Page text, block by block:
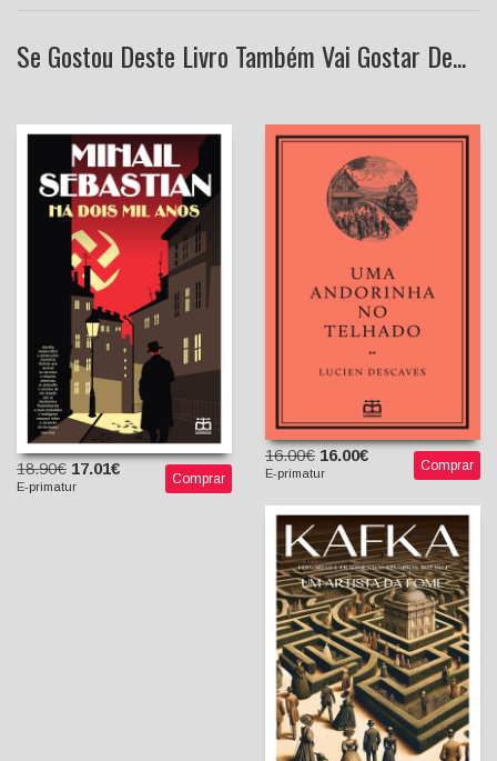
Se Gostou Deste Livro Também Vai Gostar De...
Há Dois Mil Anos
Mihail Sebastian
Tanty Ungureanu
(tradutora)
18.90€ 17.01€
E-primatur Comprar
Uma Andorinha no Telhado
[Exclusivo E-Primatur n.º 3]
Lucien Descaves
Jéssica Reis Ricardo
(Tradutora)
16.00€ 16.00€
E-primatur Comprar
Um Artista da Fome -
Histórias e Fragmentos
Reunidos 1922-1924
Franz Kafka
Bruno C. Duarte (Introd.,
tradução e notas)